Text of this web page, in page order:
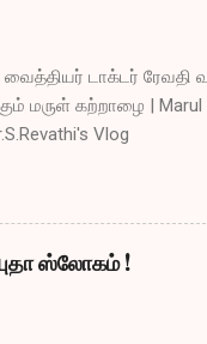
டாக்டர் ரேவதி
மருள் கற்றாழை | Marul
Vlog
ஸ்லோகம் !